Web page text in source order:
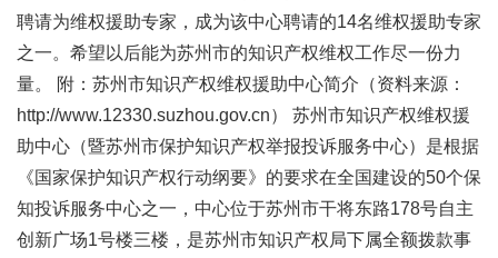
聘请为维权援助专家，成为该中心聘请的14名维权援助专家
之一。希望以后能为苏州市的知识产权维权工作尽一份力
量。 附：苏州市知识产权维权援助中心简介（资料来源：
http://www.12330.suzhou.gov.cn） 苏州市知识产权维权援
助中心（暨苏州市保护知识产权举报投诉服务中心）是根据
《国家保护知识产权行动纲要》的要求在全国建设的50个保
知投诉服务中心之一，中心位于苏州市干将东路178号自主
创新广场1号楼三楼，是苏州市知识产权局下属全额拨款事